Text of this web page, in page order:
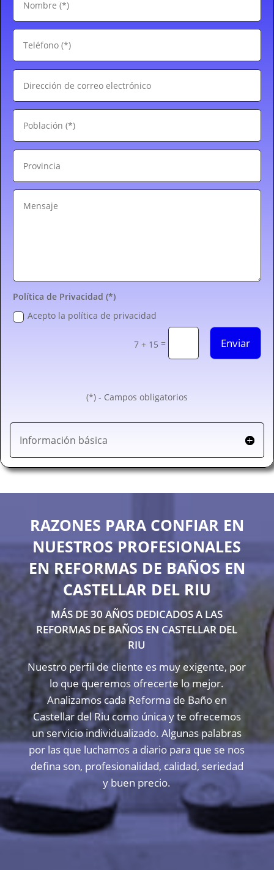
Política de Privacidad (*)
Acepto la política de privacidad
7 + 15 = Enviar
(*) - Campos obligatorios
Información básica
RAZONES PARA CONFIAR EN
NUESTROS PROFESIONALES
EN REFORMAS DE BAÑOS EN
CASTELLAR DEL RIU
MÁS DE 30 AÑOS DEDICADOS A LAS
REFORMAS DE BAÑOS EN CASTELLAR DEL
RIU
Nuestro perfil de cliente es muy exigente, por
lo que queremos ofrecerte lo mejor.
Analizamos cada Reforma de Baño en
Castellar del Riu como única y te ofrecemos
un servicio individualizado. Algunas palabras
por las que luchamos a diario para que se nos
defina son, profesionalidad, calidad, seriedad
y buen precio.